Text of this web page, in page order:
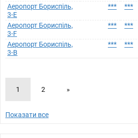
Аеропорт Бориспіль,
3-E
*** ***
Аеропорт Бориспіль,
3-F
*** ***
Аеропорт Бориспіль,
3-B
*** ***
1 2 »
Показати все